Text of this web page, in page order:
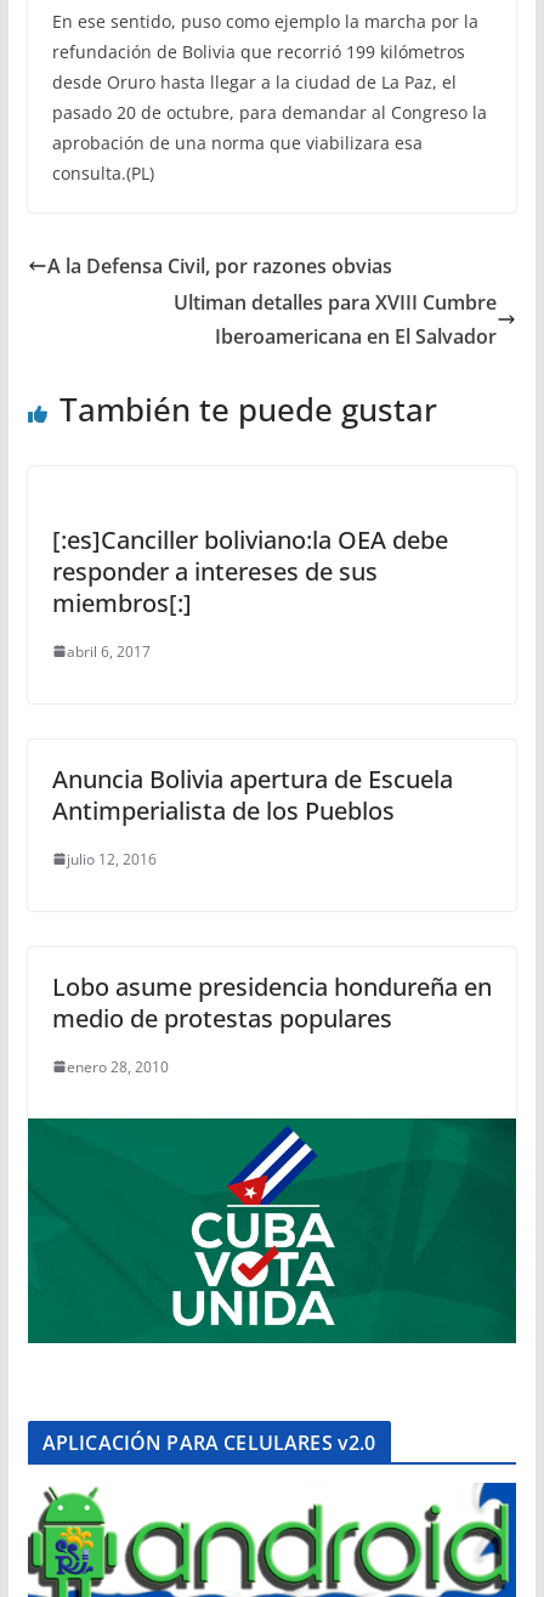
En ese sentido, puso como ejemplo la marcha por la
refundación de Bolivia que recorrió 199 kilómetros
desde Oruro hasta llegar a la ciudad de La Paz, el
pasado 20 de octubre, para demandar al Congreso la
aprobación de una norma que viabilizara esa
consulta.(PL)
A la Defensa Civil, por razones obvias
Ultiman detalles para XVIII Cumbre
Iberoamericana en El Salvador
También te puede gustar
[:es]Canciller boliviano:la OEA debe
responder a intereses de sus
miembros[:]
abril 6, 2017
Anuncia Bolivia apertura de Escuela
Antimperialista de los Pueblos
julio 12, 2016
Lobo asume presidencia hondureña en
medio de protestas populares
enero 28, 2010
APLICACIÓN PARA CELULARES v2.0